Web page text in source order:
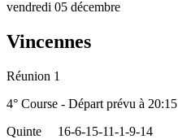
vendredi 05 décembre
Vincennes
Réunion 1
4° Course - Départ prévu à 20:15
Quinte
16-6-15-11-1-9-14